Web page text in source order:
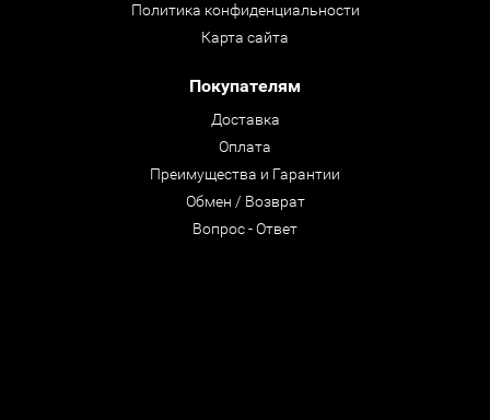
Политика конфиденциальности
Карта сайта
Покупателям
Доставка
Оплата
Преимущества и Гарантии
Обмен / Возврат
Вопрос - Ответ